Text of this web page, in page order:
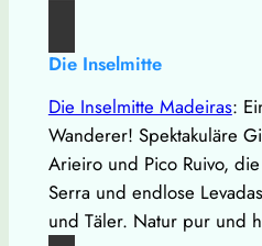
Die Inselmitte
Die Inselmitte Madeiras:
Wanderer! Spektakuläre
Arieiro und Pico Ruivo,
Serra und endlose
und Täler. Natur pur und